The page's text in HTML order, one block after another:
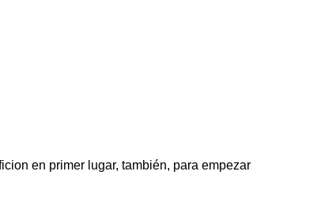
en primer lugar, también, para empezar